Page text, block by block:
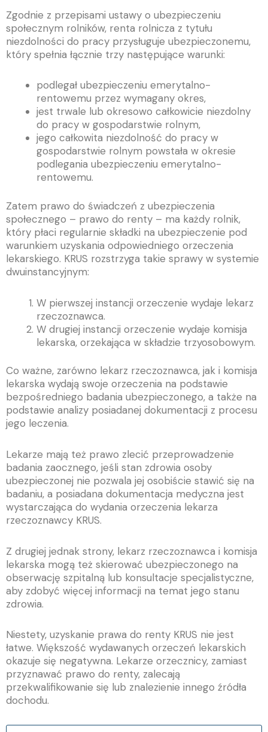
Zgodnie z przepisami ustawy o ubezpieczeniu
społecznym rolników, renta rolnicza z tytułu
niezdolności do pracy przysługuje ubezpieczonemu,
który spełnia łącznie trzy następujące warunki:
podlegał ubezpieczeniu emerytalno-
rentowemu przez wymagany okres,
jest trwale lub okresowo całkowicie niezdolny
do pracy w gospodarstwie rolnym,
jego całkowita niezdolność do pracy w
gospodarstwie rolnym powstała w okresie
podlegania ubezpieczeniu emerytalno-
rentowemu.
Zatem prawo do świadczeń z ubezpieczenia
społecznego – prawo do renty – ma każdy rolnik,
który płaci regularnie składki na ubezpieczenie pod
warunkiem uzyskania odpowiedniego orzeczenia
lekarskiego. KRUS rozstrzyga takie sprawy w systemie
dwuinstancyjnym:
W pierwszej instancji orzeczenie wydaje lekarz
rzeczoznawca.
W drugiej instancji orzeczenie wydaje komisja
lekarska, orzekająca w składzie trzyosobowym.
Co ważne, zarówno lekarz rzeczoznawca, jak i komisja
lekarska wydają swoje orzeczenia na podstawie
bezpośredniego badania ubezpieczonego, a także na
podstawie analizy posiadanej dokumentacji z procesu
jego leczenia.
Lekarze mają też prawo zlecić przeprowadzenie
badania zaocznego, jeśli stan zdrowia osoby
ubezpieczonej nie pozwala jej osobiście stawić się na
badaniu, a posiadana dokumentacja medyczna jest
wystarczająca do wydania orzeczenia lekarza
rzeczoznawcy KRUS.
Z drugiej jednak strony, lekarz rzeczoznawca i komisja
lekarska mogą też skierować ubezpieczonego na
obserwację szpitalną lub konsultacje specjalistyczne,
aby zdobyć więcej informacji na temat jego stanu
zdrowia.
Niestety, uzyskanie prawa do renty KRUS nie jest
łatwe. Większość wydawanych orzeczeń lekarskich
okazuje się negatywna. Lekarze orzecznicy, zamiast
przyznawać prawo do renty, zalecają
przekwalifikowanie się lub znalezienie innego źródła
dochodu.